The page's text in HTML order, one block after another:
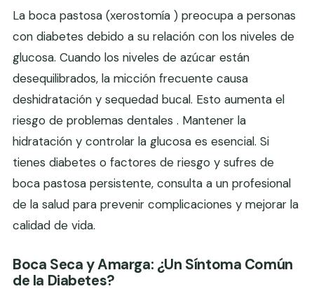
La boca pastosa (xerostomía ) preocupa a personas
con diabetes debido a su relación con los niveles de
glucosa. Cuando los niveles de azúcar están
desequilibrados, la micción frecuente causa
deshidratación y sequedad bucal. Esto aumenta el
riesgo de problemas dentales . Mantener la
hidratación y controlar la glucosa es esencial. Si
tienes diabetes o factores de riesgo y sufres de
boca pastosa persistente, consulta a un profesional
de la salud para prevenir complicaciones y mejorar la
calidad de vida.
Boca Seca y Amarga: ¿Un Síntoma Común
de la Diabetes?